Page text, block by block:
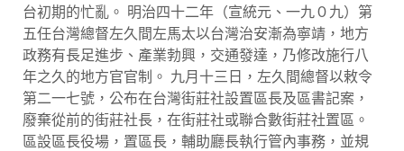
台初期的忙亂。 明治四十二年（宣統元、一九０九）第
五任台灣總督左久間左馬太以台灣治安漸為寧靖，地方
政務有長足進步、產業勃興，交通發達，乃修改施行八
年之久的地方官官制。 九月十三日，左久間總督以敕令
第二一七號，公布在台灣街莊社設置區長及區書記案，
廢棄從前的街莊社長，在街莊社或聯合數街莊社置區。
區設區長役場，置區長，輔助廳長執行管內事務，並規